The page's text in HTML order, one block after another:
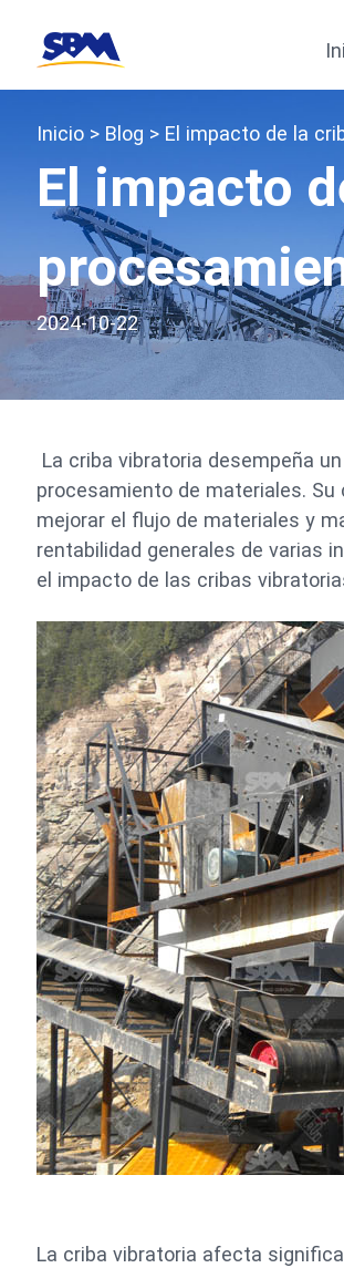
Inicio > Blog > El impacto de la
El impacto
2024-10-22
La criba vibratoria desempeña
procesamiento de materiales.
mejorar el flujo de materiales y
rentabilidad generales de varias
el impacto de las cribas
La criba vibratoria afecta